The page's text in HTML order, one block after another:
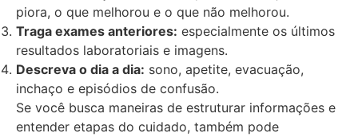
piora, o que melhorou e o que não melhorou.
Traga exames anteriores: especialmente os últimos
resultados laboratoriais e imagens.
Descreva o dia a dia: sono, apetite, evacuação,
inchaço e episódios de confusão.
Se você busca maneiras de estruturar informações e
entender etapas do cuidado, também pode